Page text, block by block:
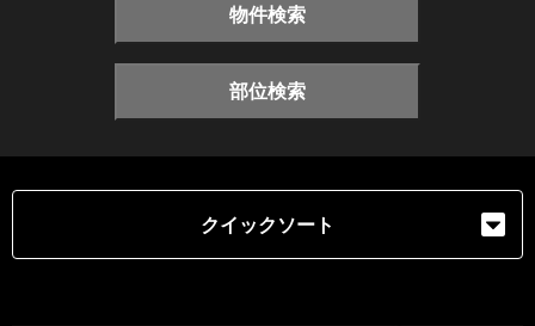
物件検索
部位検索
クイックソート